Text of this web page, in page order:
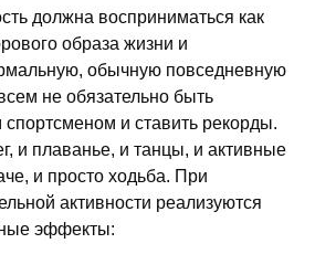
должна восприниматься как
образа жизни и
обычную повседневную
не обязательно быть
и ставить рекорды.
и плаванье, и танцы, и активные
и просто ходьба. При
активности реализуются
эффекты: